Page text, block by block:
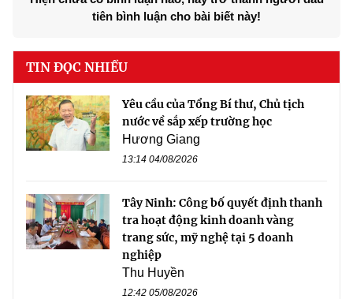
tiên bình luận cho bài biết này!
TIN ĐỌC NHIỀU
Yêu cầu của Tổng Bí thư, Chủ tịch
nước về sắp xếp trường học
Hương Giang
13:14 04/08/2026
Tây Ninh: Công bố quyết định thanh
tra hoạt động kinh doanh vàng
trang sức, mỹ nghệ tại 5 doanh
nghiệp
Thu Huyền
12:42 05/08/2026